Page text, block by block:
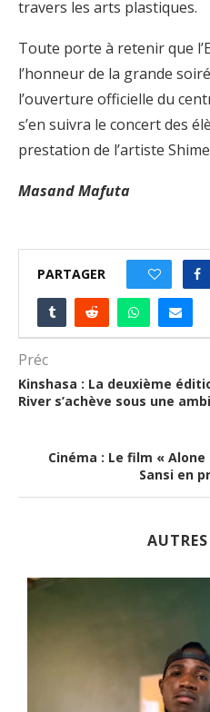
travers les arts plastiques.
Toute porte à retenir que
l’honneur de la grande
l’ouverture officielle du
s’en suivra le concert des
prestation de l’artiste
Masand Mafuta
PARTAGER
Préc
Kinshasa : La deuxième
River s’achève sous une
Cinéma : Le film «
Sansi en